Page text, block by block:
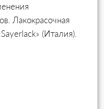
Лакокрасочная
(Италия).